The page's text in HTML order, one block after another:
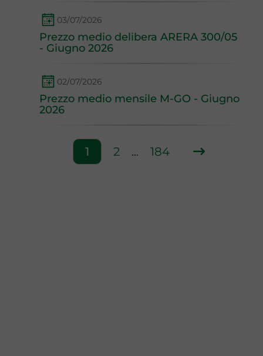
03/07/2026
Prezzo medio delibera ARERA 300/05
- Giugno 2026
02/07/2026
Prezzo medio mensile M-GO - Giugno
2026
1 2 ... 184